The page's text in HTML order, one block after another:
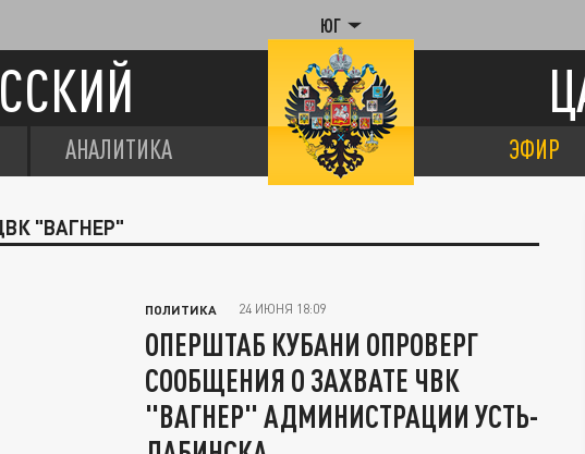
ЮГ
АНАЛИТИКА ЭФИР
"ВАГНЕР"
ПОЛИТИКА 24 ИЮНЯ 18:09
ОПЕРШТАБ КУБАНИ ОПРОВЕРГ
СООБЩЕНИЯ О ЗАХВАТЕ ЧВК
"ВАГНЕР" АДМИНИСТРАЦИИ УСТЬ-